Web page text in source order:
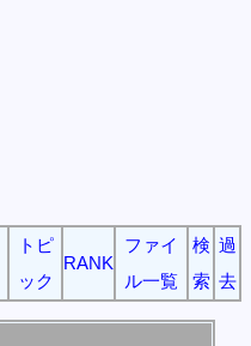
トピ
ック
RANK
ファイ
ル一覧
検
索
過
去